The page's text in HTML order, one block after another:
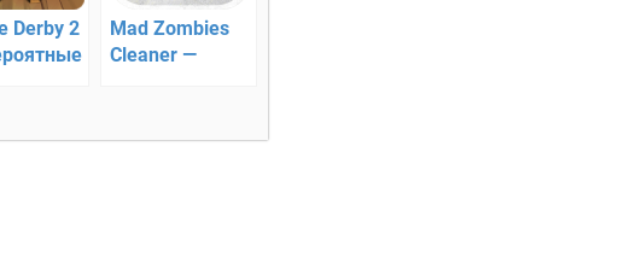
Derby 2
Mad Zombies
Cleaner —